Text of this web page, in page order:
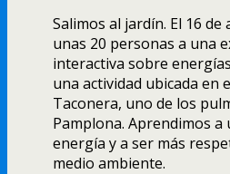
Salimos al jardí­n. El 16
unas 20 personas a una
interactiva sobre
una actividad ubicada en
Taconera, uno de los
Pamplona. Aprendimos
energí­a y a ser más
medio ambiente.